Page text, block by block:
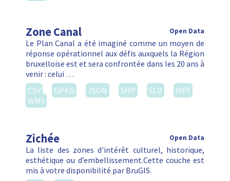
Zone Canal Open Data
Le Plan Canal a été imaginé comme un moyen de
réponse opérationnel aux défis auxquels la Région
bruxelloise est et sera confrontée dans les 20 ans à
venir : celui …
CSV
GPKG JSON SHP SLD
WFS
WMS
Zichée Open Data
La liste des zones d'intérêt culturel, historique,
esthétique ou d’embellissement.Cette couche est
mis à votre disponibilité par BruGIS.